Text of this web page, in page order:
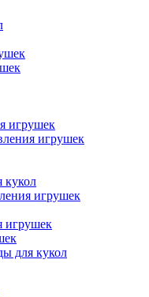
игрушек
игрушек
кукол
игрушек
игрушек
для кукол